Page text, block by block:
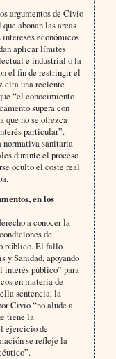
argumentos de Civio
abonan las arcas
económicos
aplicar límites
e industrial o la
el fin de restringir el
cita una reciente
“el conocimiento
supera con
que no se ofrezca
particular”.
normativa sanitaria
durante el proceso
oculto el coste real
en los
a conocer la
de
público. El fallo
y Sanidad, apoyando
público” para
en materia de
sentencia, la
Civio “no alude a
tiene la
ejercicio de
se refleje la